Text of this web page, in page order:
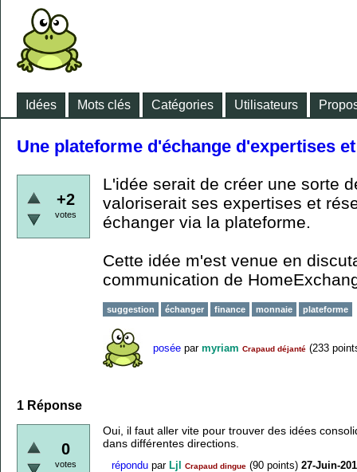
Idées Mots clés Catégories Utilisateurs
Une plateforme d'échange d'expertises
+2
votes
L'idée serait de créer une sorte
valoriserait ses expertises et
échanger via la plateforme.
Cette idée m'est venue en
communication de
suggestion échanger finance monnaie plateforme
posée par myriam Crapaud déjanté (233
1 Réponse
0
votes
Oui, il faut aller vite pour trouver des idées
dans différentes directions.
répondu par Ljl Crapaud dingue (90 points) 27-Juin-